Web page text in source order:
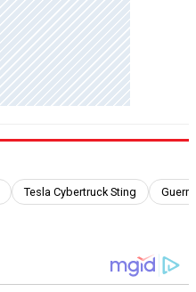
Tesla Cybertruck Sting Guerra